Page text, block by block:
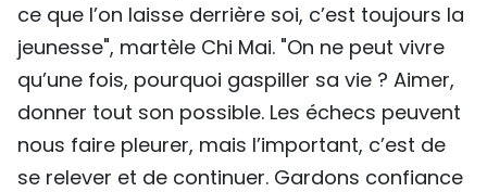
ce que l’on laisse derrière soi, c’est toujours la
jeunesse", martèle Chi Mai. "On ne peut vivre
qu’une fois, pourquoi gaspiller sa vie ? Aimer,
donner tout son possible. Les échecs peuvent
nous faire pleurer, mais l’important, c’est de
se relever et de continuer. Gardons confiance